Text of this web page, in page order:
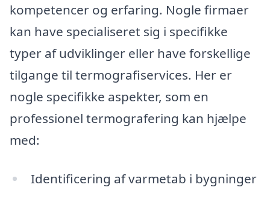
kompetencer og erfaring. Nogle firmaer
kan have specialiseret sig i specifikke
typer af udviklinger eller have forskellige
tilgange til termografiservices. Her er
nogle specifikke aspekter, som en
professionel termografering kan hjælpe
med:
Identificering af varmetab i bygninger